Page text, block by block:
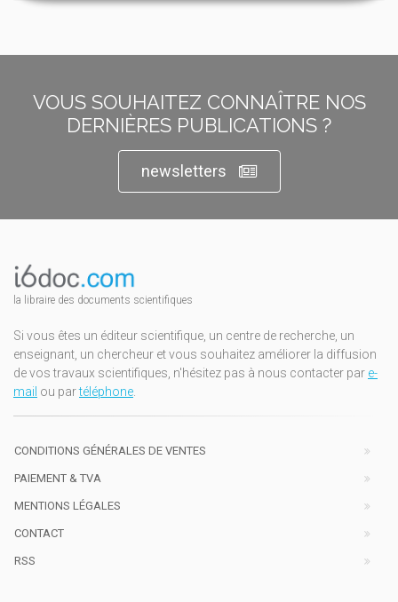
VOUS SOUHAITEZ CONNAÎTRE NOS
DERNIÈRES PUBLICATIONS ?
newsletters
la libraire des documents scientifiques
Si vous êtes un éditeur scientifique, un centre de recherche, un
enseignant, un chercheur et vous souhaitez améliorer la diffusion
de vos travaux scientifiques, n'hésitez pas à nous contacter par e-
mail ou partéléphone.
CONDITIONS GÉNÉRALES DE VENTES
PAIEMENT & TVA
MENTIONS LÉGALES
CONTACT
RSS